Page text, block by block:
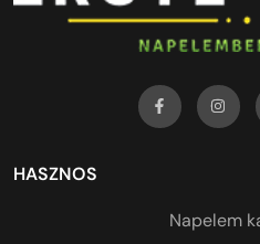
HASZNOS
Napelem